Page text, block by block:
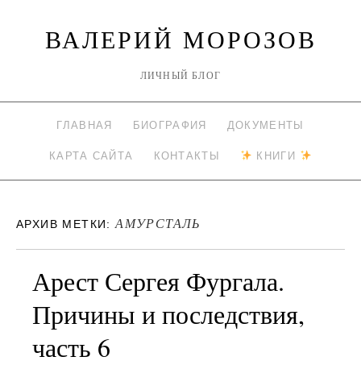
ВАЛЕРИЙ МОРОЗОВ
ЛИЧНЫЙ БЛОГ
ГЛАВНАЯ БИОГРАФИЯ ДОКУМЕНТЫ
КАРТА САЙТА КОНТАКТЫ КНИГИ
АРХИВ МЕТКИ:АМУРСТАЛЬ
Арест Сергея Фургала.
Причины и последствия,
часть 6